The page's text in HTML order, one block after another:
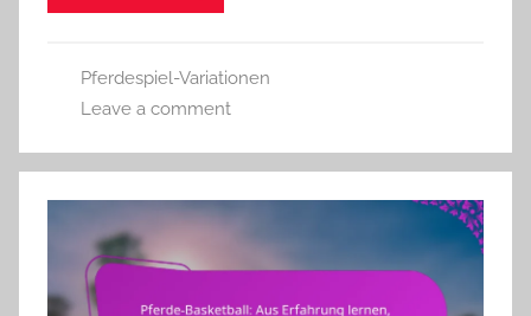
Pferdespiel-Variationen
Leave a comment